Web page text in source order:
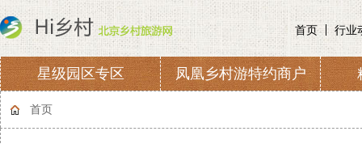
首页 行业
星级园区专区 凤凰乡村游特约商户
协会章程
首页